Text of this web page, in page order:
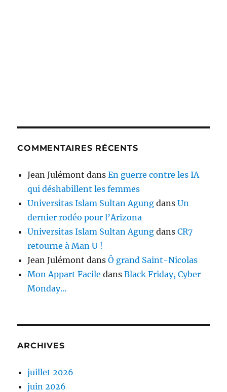
COMMENTAIRES RÉCENTS
Jean Julémont dansEn guerre contre les IA
qui déshabillent les femmes
Universitas Islam Sultan Agung dansUn
dernier rodéo pour l’Arizona
Universitas Islam Sultan Agung dansCR7
retourne à Man U !
Jean Julémont dansÔ grand Saint-Nicolas
Mon Appart Facile dansBlack Friday, Cyber
Monday…
ARCHIVES
juillet 2026
juin 2026